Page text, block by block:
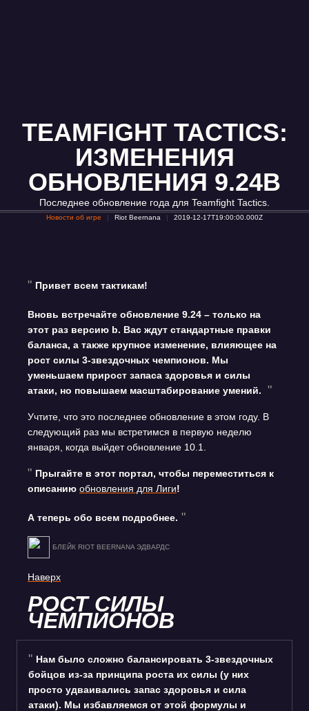
TEAMFIGHT TACTICS:
ИЗМЕНЕНИЯ
ОБНОВЛЕНИЯ 9.24B
Последнее обновление года для Teamfight Tactics.
Новости об игре Riot Beernana 2019-12-17T19:00:00.000Z
Привет всем тактикам!
Вновь встречайте обновление 9.24 – только на
этот раз версию b. Вас ждут стандартные правки
баланса, а также крупное изменение, влияющее на
рост силы 3-звездочных чемпионов. Мы
уменьшаем прирост запаса здоровья и силы
атаки, но повышаем масштабирование умений.
Учтите, что это последнее обновление в этом году. В
следующий раз мы встретимся в первую неделю
января, когда выйдет обновление 10.1.
Прыгайте в этот портал, чтобы переместиться к
описанию обновления для Лиги!
А теперь обо всем подробнее.
БЛЕЙК RIOT BEERNANA ЭДВАРДС
Наверх
РОСТ СИЛЫ
ЧЕМПИОНОВ
Нам было сложно балансировать 3-звездочных
бойцов из-за принципа роста их силы (у них
просто удваивались запас здоровья и сила
атаки). Мы избавляемся от этой формулы и